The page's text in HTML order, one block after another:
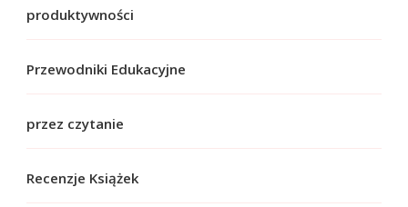
produktywności
Przewodniki Edukacyjne
przez czytanie
Recenzje Książek